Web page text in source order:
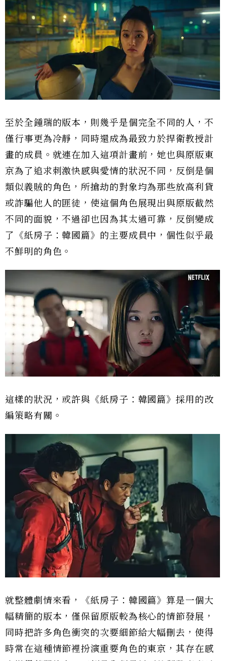
至於全鍾瑞的版本，則幾乎是個完全不同的人，不
僅行事更為冷靜，同時還成為最致力於捍衛教授計
畫的成員。就連在加入這項計畫前，她也與原版東
京為了追求刺激快感與愛情的狀況不同，反倒是個
類似義賊的角色，所搶劫的對象均為那些放高利貸
或詐騙他人的匪徒，使這個角色展現出與原版截然
不同的面貌，不過卻也因為其太過可靠，反倒變成
了《紙房子：韓國篇》的主要成員中，個性似乎最
不鮮明的角色。
這樣的狀況，或許與《紙房子：韓國篇》採用的改
編策略有關。
就整體劇情來看，《紙房子：韓國篇》算是一個大
幅精簡的版本，僅保留原版較為核心的情節發展，
同時把許多角色衝突的次要細節給大幅刪去，使得
時常在這種情節裡扮演重要角色的東京，其存在感